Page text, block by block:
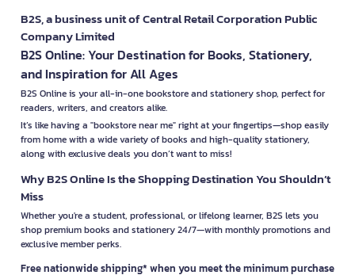
B2S, a business unit of Central Retail Corporation Public
Company Limited
B2S Online: Your Destination for Books, Stationery,
and Inspiration for All Ages
B2S Online is your all-in-one bookstore and stationery shop, perfect for
readers, writers, and creators alike.
It’s like having a "bookstore near me" right at your fingertips—shop easily
from home with a wide variety of books and high-quality stationery,
along with exclusive deals you don’t want to miss!
Why B2S Online Is the Shopping Destination You Shouldn’t
Miss
Whether you're a student, professional, or lifelong learner, B2S lets you
shop premium books and stationery 24/7—with monthly promotions and
exclusive member perks.
Free nationwide shipping* when you meet the minimum purchase